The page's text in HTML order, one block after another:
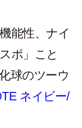
能性、ナイ
ポ」こと
球のツーウ
ネイビー/